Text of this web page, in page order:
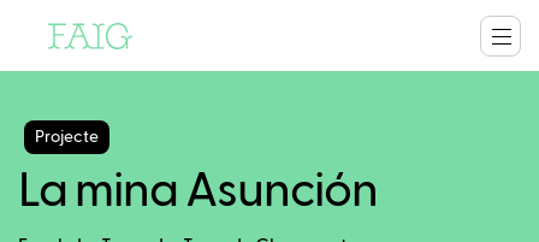
Projecte
La mina Asunción